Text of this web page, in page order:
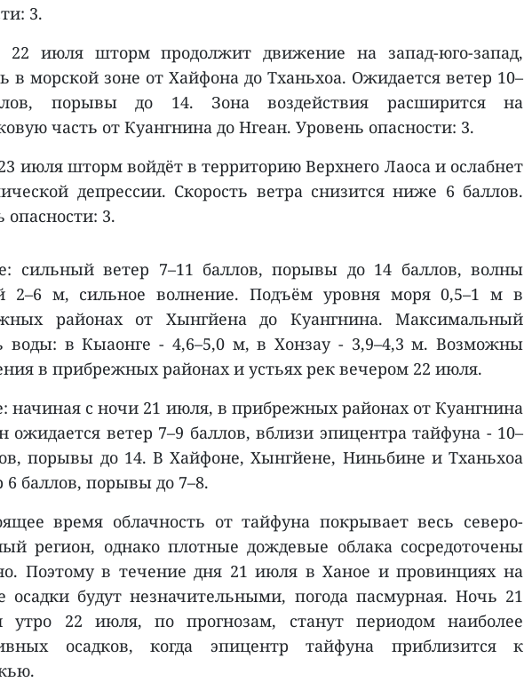
3.
22 июля шторм продолжит движение на запад-юго-запад,
в морской зоне от Хайфона до Тханьхоа. Ожидается ветер 10–
порывы до 14. Зона воздействия расширится на
часть от Куангнина до Нгеан. Уровень опасности: 3.
июля шторм войдёт в территорию Верхнего Лаоса и ослабнет
депрессии. Скорость ветра снизится ниже 6 баллов.
опасности: 3.
сильный ветер 7–11 баллов, порывы до 14 баллов, волны
2–6 м, сильное волнение. Подъём уровня моря 0,5–1 м в
районах от Хынгйена до Куангнина. Максимальный
воды: в Кыаонге - 4,6–5,0 м, в Хонзау - 3,9–4,3 м. Возможны
в прибрежных районах и устьях рек вечером 22 июля.
начиная с ночи 21 июля, в прибрежных районах от Куангнина
ожидается ветер 7–9 баллов, вблизи эпицентра тайфуна - 10–
порывы до 14. В Хайфоне, Хынгйене, Ниньбине и Тханьхоа
баллов, порывы до 7–8.
время облачность от тайфуна покрывает весь северо-
регион, однако плотные дождевые облака сосредоточены
Поэтому в течение дня 21 июля в Ханое и провинциях на
осадки будут незначительными, погода пасмурная. Ночь 21
22 июля, по прогнозам, станут периодом наиболее
осадков, когда эпицентр тайфуна приблизится к